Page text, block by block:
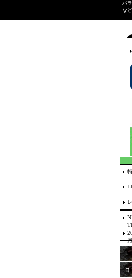
パ
な